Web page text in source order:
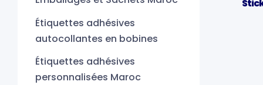
Étiquettes adhésives
autocollantes en bobines
Étiquettes adhésives
personnalisées Maroc